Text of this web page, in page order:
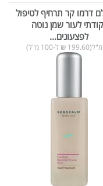
דרמו קר תרחיף לטיפול
לעור שמן נוטה
לפצעונים...